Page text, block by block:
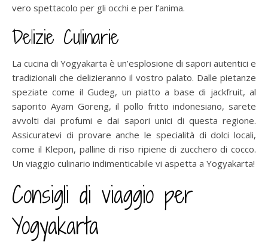
vero spettacolo per gli occhi e per l’anima.
Delizie Culinarie
La cucina di Yogyakarta è un’esplosione di sapori autentici e
tradizionali che delizieranno il vostro palato. Dalle pietanze
speziate come il Gudeg, un piatto a base di jackfruit, al
saporito Ayam Goreng, il pollo fritto indonesiano, sarete
avvolti dai profumi e dai sapori unici di questa regione.
Assicuratevi di provare anche le specialità di dolci locali,
come il Klepon, palline di riso ripiene di zucchero di cocco.
Un viaggio culinario indimenticabile vi aspetta a Yogyakarta!
Consigli di viaggio per
Yogyakarta